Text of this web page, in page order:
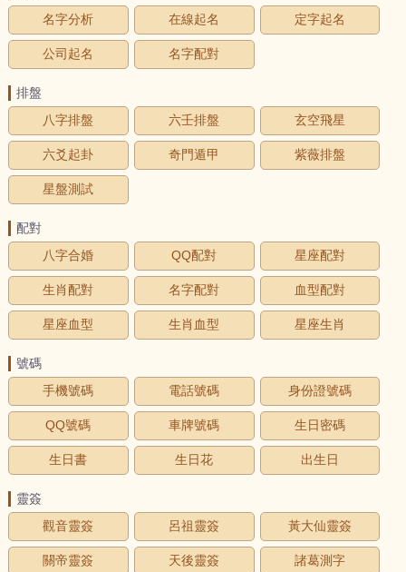
名字分析
在線起名 定字起名
公司起名 名字配對
排盤
八字排盤
六壬排盤 玄空飛星
六爻起卦 奇門遁甲 紫薇排盤
星盤測試
配對
八字合婚
QQ配對 星座配對
生肖配對 名字配對 血型配對
星座血型 生肖血型 星座生肖
號碼
手機號碼
電話號碼 身份證號碼
QQ號碼 車牌號碼 生日密碼
生日書 生日花 出生日
靈簽
觀音靈簽
呂祖靈簽 黃大仙靈簽
關帝靈簽 天後靈簽 諸葛測字